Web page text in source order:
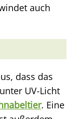
auch
dass das
UV-Licht
. Eine